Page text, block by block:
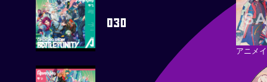
アニメ